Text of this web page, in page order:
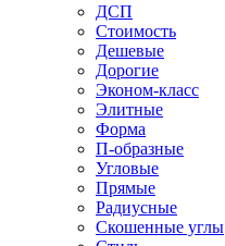
ДСП
Стоимость
Дешевые
Дорогие
Эконом-класс
Элитные
Форма
П-образные
Угловые
Прямые
Радиусные
Скошенные углы